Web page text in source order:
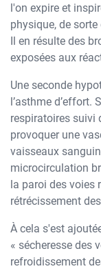
l'on expire et
physique, de
Il en résulte des
exposées aux
Une seconde
l’asthme d’effort.
respiratoires suivi
provoquer une
vaisseaux
microcirculation
la paroi des voies
rétrécissement
À cela s'est
« sécheresse des
refroidissement